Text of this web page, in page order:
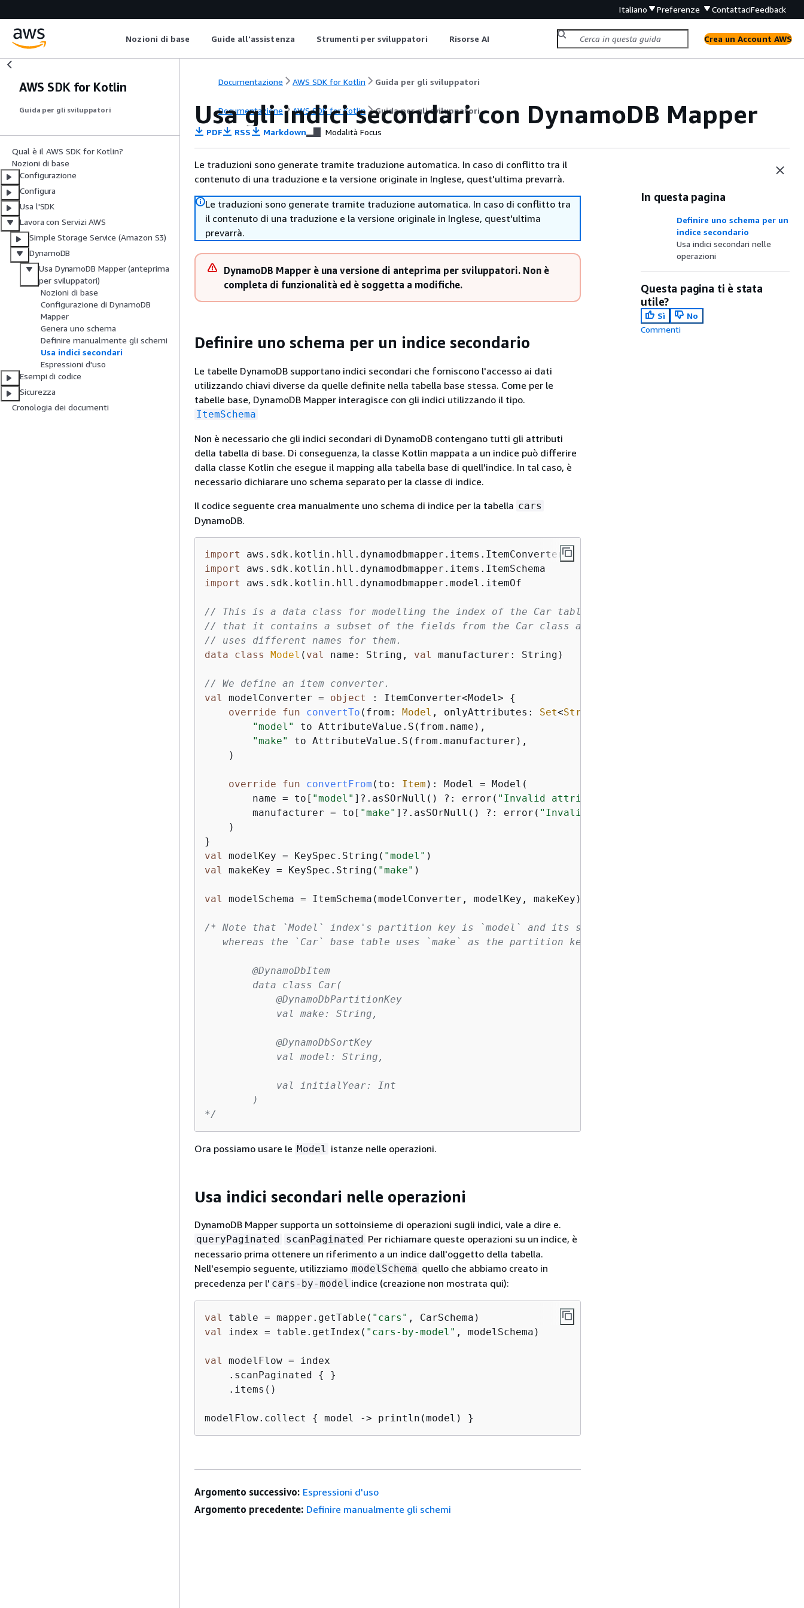
Italiano Preferenze ContattaciFeedback
Nozioni di base Guide all'assistenza Strumenti per sviluppatori Risorse AI Crea un Account AWS
AWS SDK for Kotlin
Guida per gli sviluppatori
Qual è il AWS SDK for Kotlin?
Nozioni di base
Configurazione
Configura
Usa l'SDK
Lavora con Servizi AWS
Simple Storage Service (Amazon S3)
DynamoDB
Usa DynamoDB Mapper (anteprima
per sviluppatori)
Nozioni di base
Configurazione di DynamoDB
Mapper
Genera uno schema
Definire manualmente gli schemi
Usa indici secondari
Espressioni d'uso
Esempi di codice
Sicurezza
Cronologia dei documenti
Documentazione AWS SDK for Kotlin Guida per gli sviluppatori
Documentazione AWS SDK for Kotlin Guida per gli sviluppatori
Usa gli indici secondari con DynamoDB Mapper
PDF RSS Markdown Modalità Focus
Le traduzioni sono generate tramite traduzione automatica. In caso di conflitto tra il
contenuto di una traduzione e la versione originale in Inglese, quest'ultima prevarrà.
Le traduzioni sono generate tramite traduzione automatica. In caso di conflitto tra
il contenuto di una traduzione e la versione originale in Inglese, quest'ultima
prevarrà.
DynamoDB Mapper è una versione di anteprima per sviluppatori. Non è
completa di funzionalità ed è soggetta a modifiche.
Definire uno schema per un indice secondario
Le tabelle DynamoDB supportano indici secondari che forniscono l'accesso ai dati
utilizzando chiavi diverse da quelle definite nella tabella base stessa. Come per le
tabelle base, DynamoDB Mapper interagisce con gli indici utilizzando il tipo.
ItemSchema
Non è necessario che gli indici secondari di DynamoDB contengano tutti gli attributi
della tabella di base. Di conseguenza, la classe Kotlin mappata a un indice può differire
dalla classe Kotlin che esegue il mapping alla tabella base di quell'indice. In tal caso, è
necessario dichiarare uno schema separato per la classe di indice.
Il codice seguente crea manualmente uno schema di indice per la tabella cars
DynamoDB.
import
import
import
aws.sdk.kotlin.hll.dynamodbmapper.model.itemOf
// This is a data class for modelling the index of the Car table. Note
// that it contains a subset of the fields from the Car class and also
// uses different names for them.
data
class Model ( val name: String, val manufacturer: String)
// We define an item converter.
val
modelConverter = object : ItemConverter<Model> {
override
fun convertTo (from: Model , onlyAttributes: Set<String
"model"
to AttributeValue.S(from.name),
"make"
to AttributeValue.S(from.manufacturer),
    )
override fun convertFrom (to: Item ) : Model = Model(
        name = to[
"model" ]?.asSOrNull() ?: error( "Invalid attribute `model`"
        manufacturer = to[
"make" ]?.asSOrNull() ?: error( "Invalid attribute `make`"
    )
val
modelKey = KeySpec.String( "model"
val
makeKey = KeySpec.String( "make" )
val modelSchema = ItemSchema(modelConverter, modelKey, makeKey)
/* Note that `Model` index's partition key is `model` and its sort key is `make`,
   whereas the `Car` base table uses `make` as the partition key and `model` as the sort key:
        @DynamoDbItem
        data class Car(
            @DynamoDbPartitionKey
            val make: String,
            @DynamoDbSortKey
            val model: String,
            val initialYear: Int
        )
*/
Ora possiamo usare le Model istanze nelle operazioni.
Usa indici secondari nelle operazioni
DynamoDB Mapper supporta un sottoinsieme di operazioni sugli indici, vale a dire e.
queryPaginated scanPaginated Per richiamare queste operazioni su un indice, è
necessario prima ottenere un riferimento a un indice dall'oggetto della tabella.
Nell'esempio seguente, utilizziamo modelSchema quello che abbiamo creato in
precedenza per l' cars-by-model indice (creazione non mostrata qui):
val table = mapper.getTable( "cars"
val
index = table.getIndex( "cars-by-model" , modelSchema)
val
modelFlow = index
    .scanPaginated
{
}
    .items()
modelFlow.collect { model -> println(model) }
In questa pagina
Definire uno schema per un
indice secondario
Usa indici secondari nelle
operazioni
Questa pagina ti è stata
utile?
Sì
No
Commenti
Argomento successivo: Espressioni d'uso
Argomento precedente: Definire manualmente gli schemi